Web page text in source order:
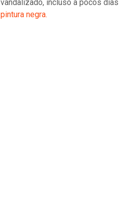
vandalizado, incluso a pocos
pintura negra.